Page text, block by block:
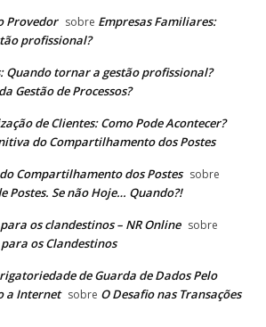
Provedor sobre Empresas Familiares:
profissional?
Quando tornar a gestão profissional?
Gestão de Processos?
de Clientes: Como Pode Acontecer?
do Compartilhamento dos Postes
Compartilhamento dos Postes sobre
Postes. Se não Hoje… Quando?!
para os clandestinos – NR Online sobre
para os Clandestinos
de Guarda de Dados Pelo
a Internet sobre O Desafio nas Transações